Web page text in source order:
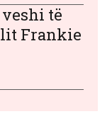
të
Frankie